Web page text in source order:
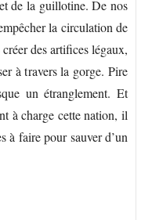
de la guillotine. De nos
la circulation de
des artifices légaux,
à travers la gorge. Pire
un étranglement. Et
à charge cette nation, il
à faire pour sauver d’un